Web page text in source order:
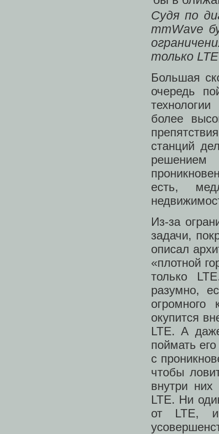
Судя по
mmWave
только
Большая
очередь
более
станций
есть,
Из-за
задачи,
описал
«плотной
только
разумно,
окупится
LTE. А
поймать
с
чтобы
внутри
LTE. Ни
от LTE, и